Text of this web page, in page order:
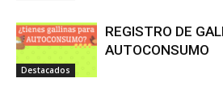
Destacados
REGISTRO DE
AUTOCONSUMO